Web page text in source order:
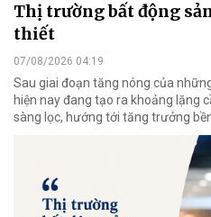
Thị trường bất động
thiết
07/08/2026 04:19
Sau giai đoạn tăng nóng của
hiện nay đang tạo ra khoảng lặng
sàng lọc, hướng tới tăng trưởng